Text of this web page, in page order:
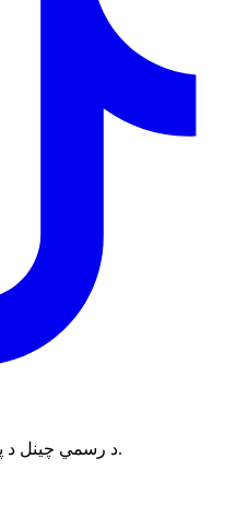
د رسمي چینل د پرانیستو لپاره پر آیکن کلیک وکړئ.